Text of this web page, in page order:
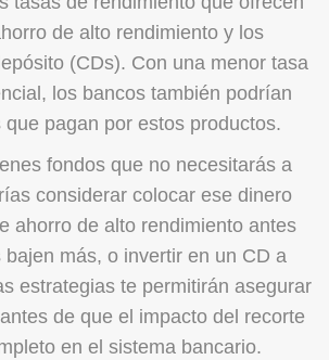
de alto rendimiento y los
(CDs). Con una menor tasa
los bancos también podrían
pagan por estos productos.
fondos que no necesitarás a
considerar colocar ese dinero
ahorro de alto rendimiento antes
más, o invertir en un CD a
estrategias te permitirán asegurar
de que el impacto del recorte
en el sistema bancario.